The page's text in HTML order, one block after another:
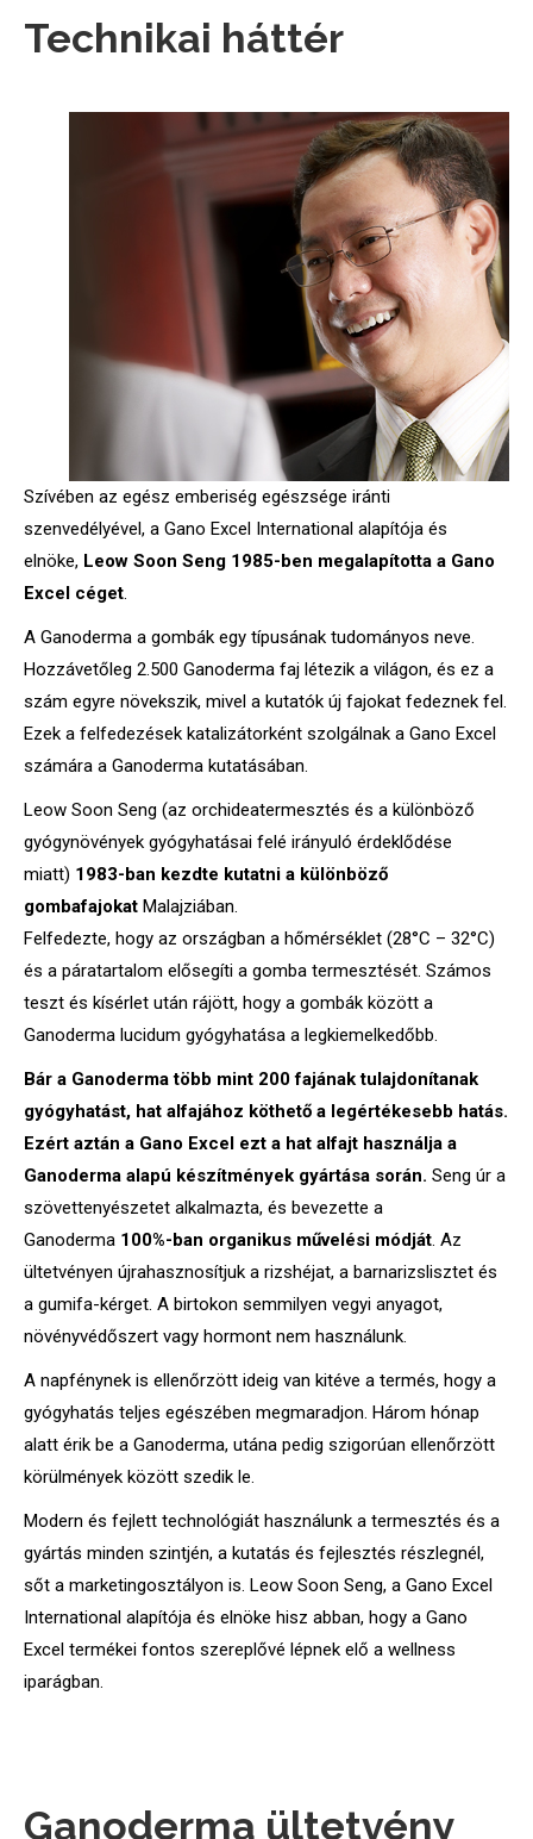
Technikai háttér
Szívében az egész emberiség egészsége iránti
szenvedélyével, a Gano Excel International alapítója és
elnöke, Leow Soon Seng 1985-ben megalapította a Gano
Excel céget.
A Ganoderma a gombák egy típusának tudományos neve.
Hozzávetőleg 2.500 Ganoderma faj létezik a világon, és ez a
szám egyre növekszik, mivel a kutatók új fajokat fedeznek fel.
Ezek a felfedezések katalizátorként szolgálnak a Gano Excel
számára a Ganoderma kutatásában.
Leow Soon Seng (az orchideatermesztés és a különböző
gyógynövények gyógyhatásai felé irányuló érdeklődése
miatt) 1983-ban kezdte kutatni a különböző
gombafajokat Malajziában.
Felfedezte, hogy az országban a hőmérséklet (28°C – 32°C)
és a páratartalom elősegíti a gomba termesztését. Számos
teszt és kísérlet után rájött, hogy a gombák között a
Ganoderma lucidum gyógyhatása a legkiemelkedőbb.
Bár a Ganoderma több mint 200 fajának tulajdonítanak
gyógyhatást, hat alfajához köthető a legértékesebb hatás.
Ezért aztán a Gano Excel ezt a hat alfajt használja a
Ganoderma alapú készítmények gyártása során. Seng úr a
szövettenyészetet alkalmazta, és bevezette a
Ganoderma 100%-ban organikus művelési módját. Az
ültetvényen újrahasznosítjuk a rizshéjat, a barnarizslisztet és
a gumifa-kérget. A birtokon semmilyen vegyi anyagot,
növényvédőszert vagy hormont nem használunk.
A napfénynek is ellenőrzött ideig van kitéve a termés, hogy a
gyógyhatás teljes egészében megmaradjon. Három hónap
alatt érik be a Ganoderma, utána pedig szigorúan ellenőrzött
körülmények között szedik le.
Modern és fejlett technológiát használunk a termesztés és a
gyártás minden szintjén, a kutatás és fejlesztés részlegnél,
sőt a marketingosztályon is. Leow Soon Seng, a Gano Excel
International alapítója és elnöke hisz abban, hogy a Gano
Excel termékei fontos szereplővé lépnek elő a wellness
iparágban.
Ganoderma ültetvény